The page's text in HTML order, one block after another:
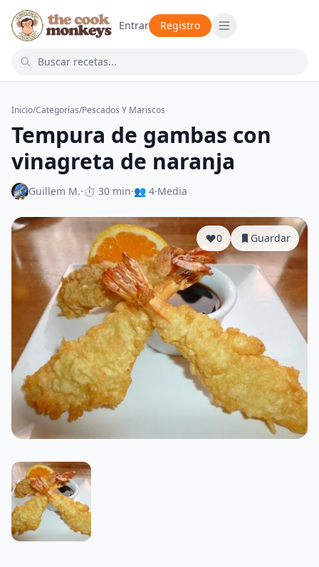
Entrar Registro
Inicio/Categorías/Pescados Y Mariscos
Tempura de gambas con
vinagreta de naranja
Guillem M.·⏱ 30 min·👥 4·Media
0 Guardar